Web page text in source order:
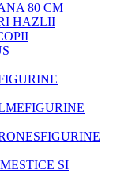
80 CM
HAZLII
FIGURINE
FIGURINE